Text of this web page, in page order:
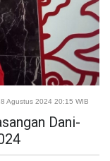
Agustus 2024 20:15 WIB
Dani-